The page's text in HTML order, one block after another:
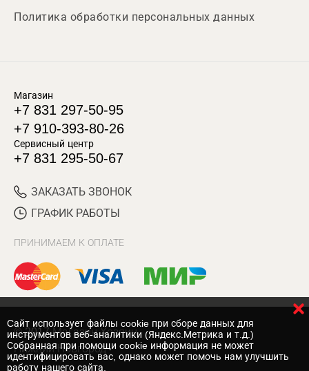
Политика обработки персональных данных
Магазин
+7 831 297-50-95
+7 910-393-80-26
Сервисный центр
+7 831 295-50-67
ЗАКАЗАТЬ ЗВОНОК
ГРАФИК РАБОТЫ
ПРИНИМАЕМ К ОПЛАТЕ
© 2017 Магазин Хозяин
Нижний Новгород
Cайт использует файлы cookie при сборе данных для
инструментов веб-аналитики (Яндекс.Метрика и т.д.)
Собранная при помощи cookie информация не может
идентифицировать вас, однако может помочь нам улучшить
работу нашего сайта.